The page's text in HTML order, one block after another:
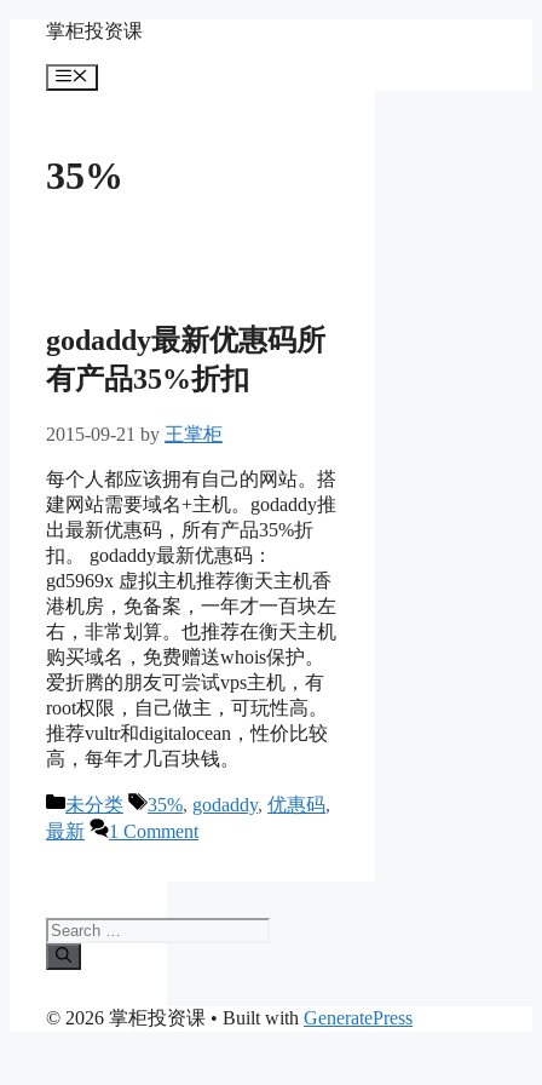
content
掌柜投资课
Menu
35%
godaddy最新优惠码所
有产品35%折扣
2015-09-21 by 王掌柜
每个人都应该拥有自己的网站。搭
建网站需要域名+主机。godaddy推
出最新优惠码，所有产品35%折
扣。 godaddy最新优惠码：
gd5969x 虚拟主机推荐衡天主机香
港机房，免备案，一年才一百块左
右，非常划算。也推荐在衡天主机
购买域名，免费赠送whois保护。
爱折腾的朋友可尝试vps主机，有
root权限，自己做主，可玩性高。
推荐vultr和digitalocean，性价比较
高，每年才几百块钱。
Categories
未分类 Tags
35%, godaddy, 优惠码,
最新
1 Comment
Search
for:
© 2026 掌柜投资课 • Built with GeneratePress